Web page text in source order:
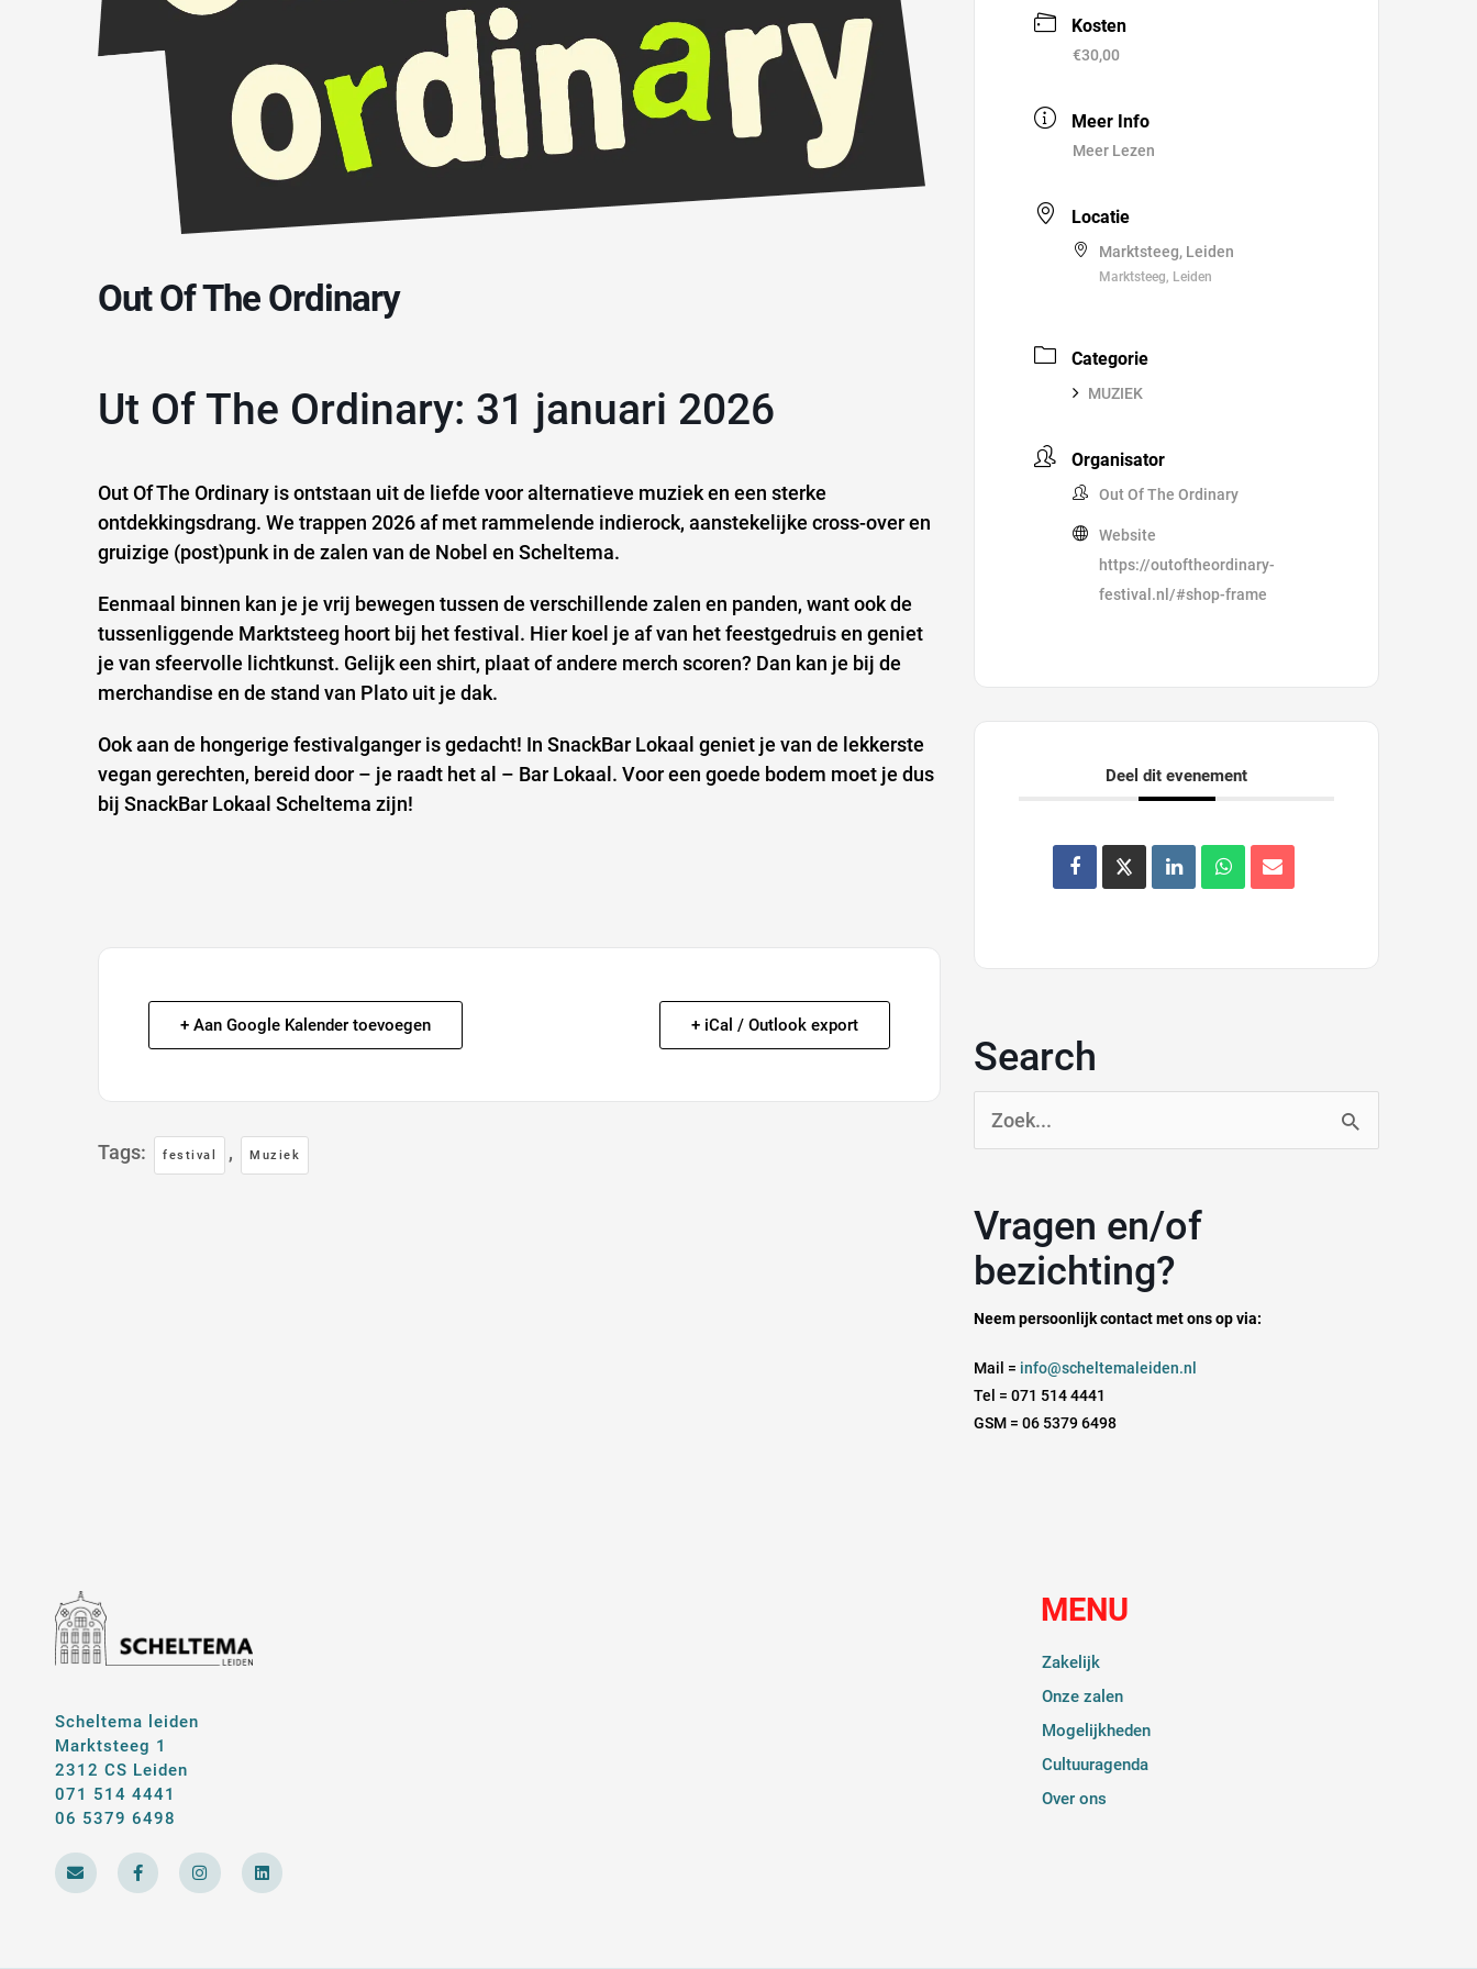
Out Of The Ordinary
ut Of The Ordinary: 31 januari 2026
Out Of The Ordinary is ontstaan uit de liefde voor alternatieve muziek en een sterke
ontdekkingsdrang. We trappen 2026 af met rammelende indierock, aanstekelijke cross-over en
gruizige (post)punk in de zalen van de Nobel en Scheltema.
Eenmaal binnen kan je je vrij bewegen tussen de verschillende zalen en panden, want ook de
tussenliggende Marktsteeg hoort bij het festival. Hier koel je af van het feestgedruis en geniet
je van sfeervolle lichtkunst. Gelijk een shirt, plaat of andere merch scoren? Dan kan je bij de
merchandise en de stand van Plato uit je dak.
Ook aan de hongerige festivalganger is gedacht! In SnackBar Lokaal geniet je van de lekkerste
vegan gerechten, bereid door – je raadt het al – Bar Lokaal. Voor een goede bodem moet je dus
bij SnackBar Lokaal Scheltema zijn!
+ Aan Google Kalender toevoegen + iCal / Outlook export
Tags: festival , Muziek
Kosten
€30,00
Meer Info
Meer Lezen
Locatie
Marktsteeg, Leiden
Marktsteeg, Leiden
Categorie
MUZIEK
Organisator
Out Of The Ordinary
Website
https://outoftheordinary-
festival.nl/#shop-frame
Deel dit evenement
Search
Zoek
naar:
Vragen en/of
bezichting?
Neem persoonlijk contact met ons op via:
Mail = info@scheltemaleiden.nl
Tel = 071 514 4441
GSM = 06 5379 6498
Scheltema leiden
Marktsteeg 1
2312 CS Leiden
071 514 4441
06 5379 6498
E
n
v
F
a
c
I
n
s
L
i
n
MENU
Zakelijk
Onze zalen
Mogelijkheden
Cultuuragenda
Over ons